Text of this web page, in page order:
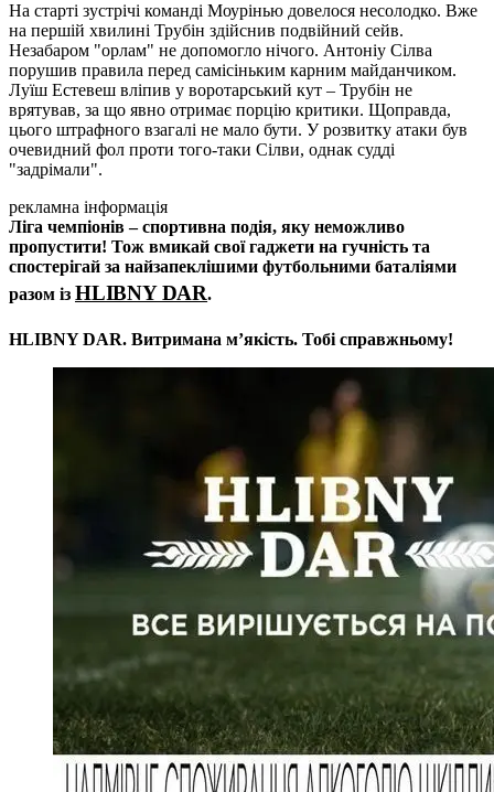
На старті зустрічі команді Моурінью довелося несолодко. Вже
на першій хвилині Трубін здійснив подвійний сейв.
Незабаром "орлам" не допомогло нічого. Антоніу Сілва
порушив правила перед самісіньким карним майданчиком.
Луїш Естевеш вліпив у воротарський кут – Трубін не
врятував, за що явно отримає порцію критики. Щоправда,
цього штрафного взагалі не мало бути. У розвитку атаки був
очевидний фол проти того-таки Сілви, однак судді
"задрімали".
рекламна інформація
Ліга чемпіонів – спортивна подія, яку неможливо
пропустити! Тож вмикай свої гаджети на гучність та
спостерігай за найзапеклішими футбольними баталіями
разом із HLIBNY DAR.
HLIBNY DAR. Витримана мʼякість. Тобі справжньому!